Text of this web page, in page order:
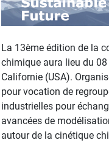
La 13ème édition de la
chimique aura lieu du
Californie (USA).
pour vocation de
industrielles pour
avancées de
autour de la cinétique